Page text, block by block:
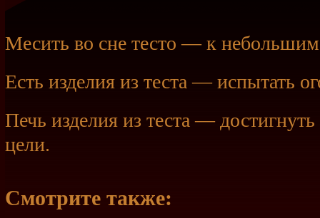
Месить во сне тесто — к
Есть изделия из теста — испытать
Печь изделия из теста —
цели.
Смотрите также: